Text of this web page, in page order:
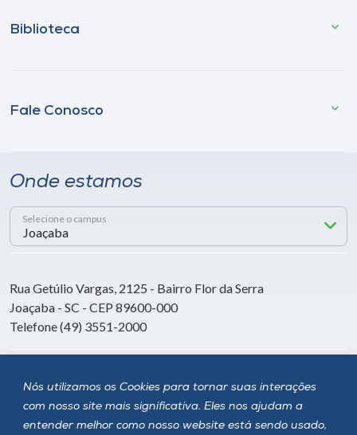
Nós utilizamos os Cookies para tornar suas interações
com nosso site mais significativa. Eles nos ajudam a
entender melhor como nosso website está sendo usado,
Biblioteca
Fale Conosco
Onde estamos
Selecione o campus
Rua Getúlio Vargas, 2125 - Bairro Flor da Serra
Joaçaba - SC - CEP 89600-000
Telefone (49) 3551-2000
Siga a Unoesc